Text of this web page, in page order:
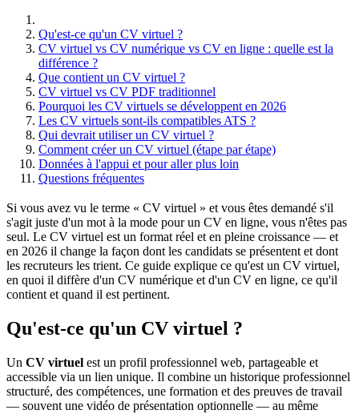
Qu'est-ce qu'un CV virtuel ?
CV virtuel vs CV numérique vs CV en ligne : quelle est la
différence ?
Que contient un CV virtuel ?
CV virtuel vs CV PDF traditionnel
Pourquoi les CV virtuels se développent en 2026
Les CV virtuels sont-ils compatibles ATS ?
Qui devrait utiliser un CV virtuel ?
Comment créer un CV virtuel (étape par étape)
Données à l'appui et pour aller plus loin
Questions fréquentes
Si vous avez vu le terme « CV virtuel » et vous êtes demandé s'il
s'agit juste d'un mot à la mode pour un CV en ligne, vous n'êtes pas
seul. Le CV virtuel est un format réel et en pleine croissance — et
en 2026 il change la façon dont les candidats se présentent et dont
les recruteurs les trient. Ce guide explique ce qu'est un CV virtuel,
en quoi il diffère d'un CV numérique et d'un CV en ligne, ce qu'il
contient et quand il est pertinent.
Qu'est-ce qu'un CV virtuel ?
Un CV virtuel est un profil professionnel web, partageable et
accessible via un lien unique. Il combine un historique professionnel
structuré, des compétences, une formation et des preuves de travail
— souvent une vidéo de présentation optionnelle — au même